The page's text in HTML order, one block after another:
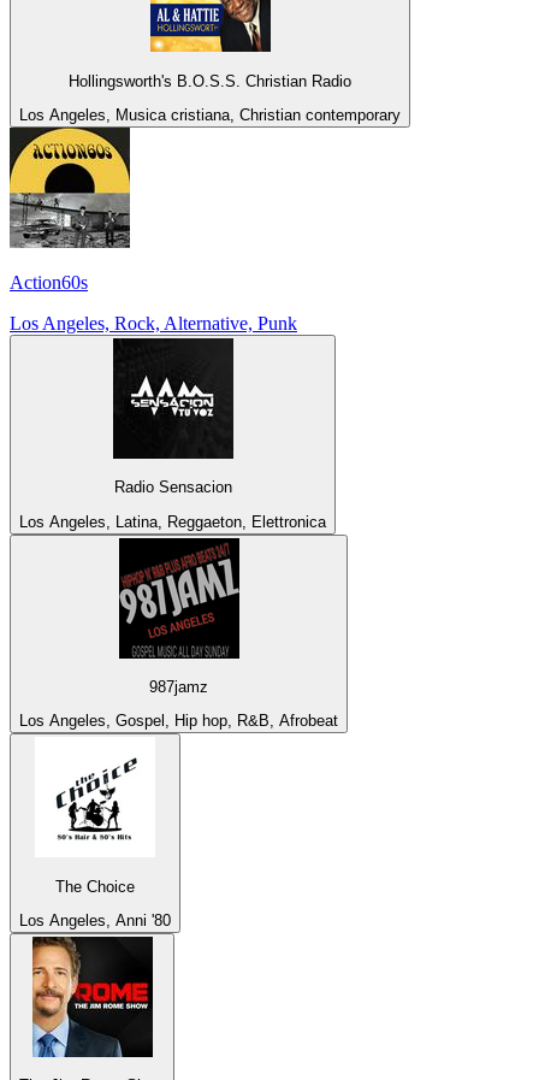
Hollingsworth's B.O.S.S. Christian Radio
Los Angeles, Musica cristiana, Christian contemporary
Action60s
Los Angeles, Rock, Alternative, Punk
Radio Sensacion
Los Angeles, Latina, Reggaeton, Elettronica
987jamz
Los Angeles, Gospel, Hip hop, R&B, Afrobeat
The Choice
Los Angeles, Anni '80